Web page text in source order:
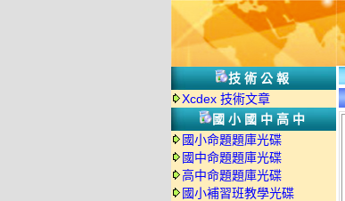
技術公報
Xcdex 技術文章
國小國中高中
國小命題題庫光碟
國中命題題庫光碟
高中命題題庫光碟
國小補習班教學光碟